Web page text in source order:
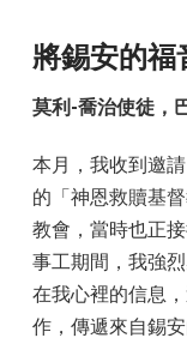
將錫安的福
莫利-喬治使徒，
本月，我收到邀
的「神恩救贖基
教會，當時也正
事工期間，我強
在我心裡的信息
作，傳遞來自錫